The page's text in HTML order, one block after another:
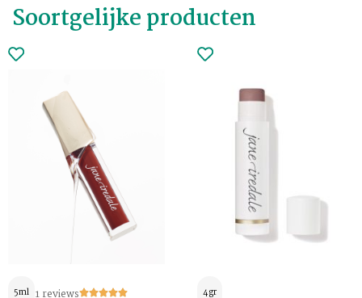
Soortgelijke producten
5ml 1 reviews 4gr